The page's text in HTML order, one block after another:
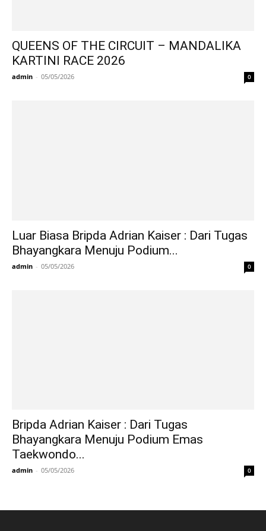
QUEENS OF THE CIRCUIT – MANDALIKA
KARTINI RACE 2026
admin - 05/05/2026 0
Luar Biasa Bripda Adrian Kaiser : Dari Tugas
Bhayangkara Menuju Podium...
admin - 05/05/2026 0
Bripda Adrian Kaiser : Dari Tugas
Bhayangkara Menuju Podium Emas
Taekwondo...
admin - 05/05/2026 0